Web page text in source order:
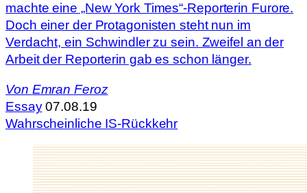
machte eine „New York Times“-Reporterin Furore.
Doch einer der Protagonisten steht nun im
Verdacht, ein Schwindler zu sein. Zweifel an der
Arbeit der Reporterin gab es schon länger.
Von Emran Feroz
Essay 07.08.19
Wahrscheinliche IS-Rückkehr